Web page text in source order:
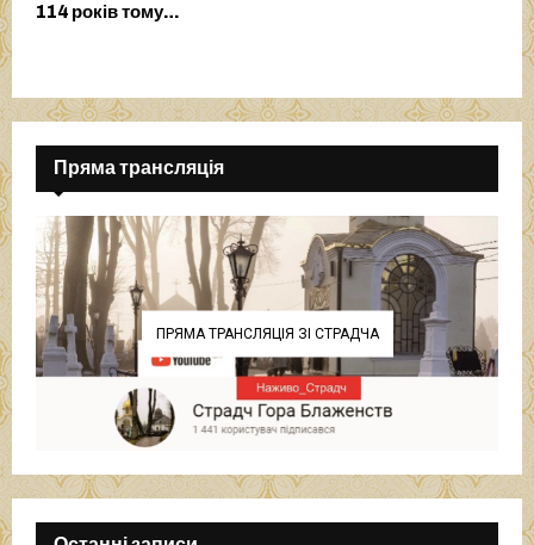
114 років тому…
Пряма трансляція
ПРЯМА ТРАНСЛЯЦІЯ ЗІ СТРАДЧА